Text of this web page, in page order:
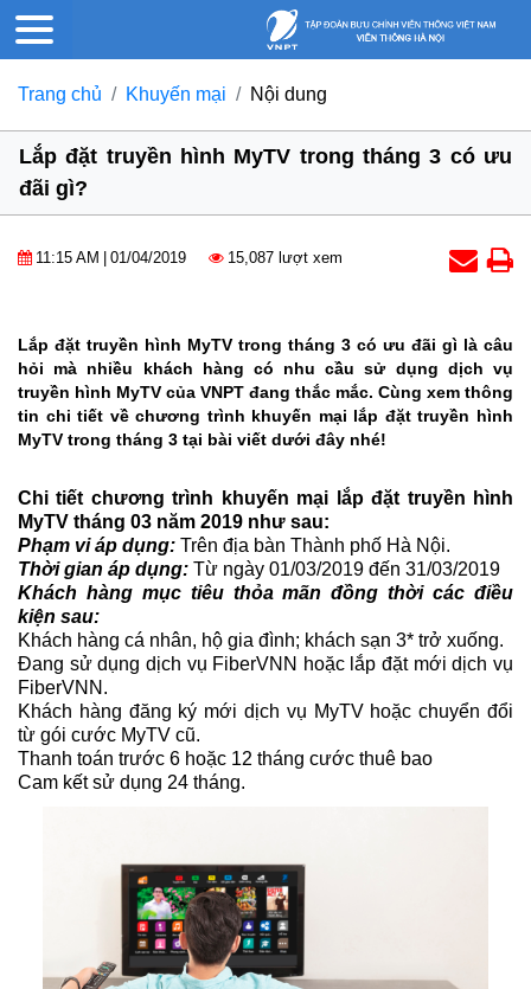
Trang chủ Khuyến mại Nội dung
Lắp đặt truyền hình MyTV trong tháng 3 có ưu
đãi gì?
11:15 AM 01/04/2019 15,087 lượt xem
Lắp đặt truyền hình MyTV trong tháng 3 có ưu đãi gì là câu
hỏi mà nhiều khách hàng có nhu cầu sử dụng dịch vụ
truyền hình MyTV của VNPT đang thắc mắc. Cùng xem thông
tin chi tiết về chương trình khuyến mại lắp đặt truyền hình
MyTV trong tháng 3 tại bài viết dưới đây nhé!
Chi tiết chương trình khuyến mại lắp đặt truyền hình
MyTV tháng 03 năm 2019 như sau:
Phạm vi áp dụng: Trên địa bàn Thành phố Hà Nội.
Thời gian áp dụng: Từ ngày 01/03/2019 đến 31/03/2019
Khách hàng mục tiêu thỏa mãn đồng thời các điều
kiện sau:
Khách hàng cá nhân, hộ gia đình; khách sạn 3* trở xuống.
Đang sử dụng dịch vụ FiberVNN hoặc lắp đặt mới dịch vụ
FiberVNN.
Khách hàng đăng ký mới dịch vụ MyTV hoặc chuyển đổi
từ gói cước MyTV cũ.
Thanh toán trước 6 hoặc 12 tháng cước thuê bao
Cam kết sử dụng 24 tháng.